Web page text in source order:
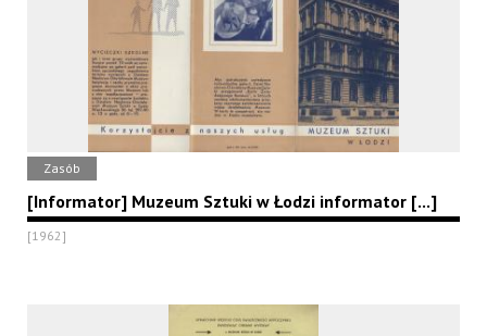
Zasób
[Informator] Muzeum Sztuki w Łodzi informator [...]
[1962]